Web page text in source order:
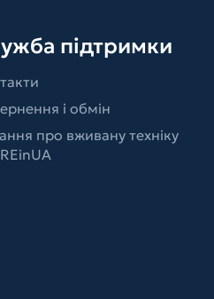
підтримки
і обмін
про вживану техніку